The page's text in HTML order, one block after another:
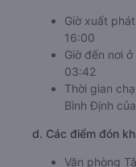
Giờ xuất
16:00
Giờ đến nơi
03:42
Thời gian
Bình Định
d. Các điểm đón
Văn phòng